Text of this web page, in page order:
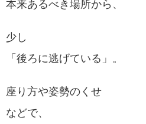
本来あるべき場所から、
少し
「後ろに逃げている」。
座り方や姿勢のくせ
などで、